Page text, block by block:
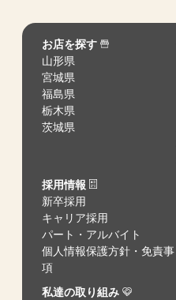
お店を探す
山形県
宮城県
福島県
栃木県
茨城県
採用情報
新卒採用
キャリア採用
パート・アルバイト
個人情報保護方針・免責事
項
私達の取り組み